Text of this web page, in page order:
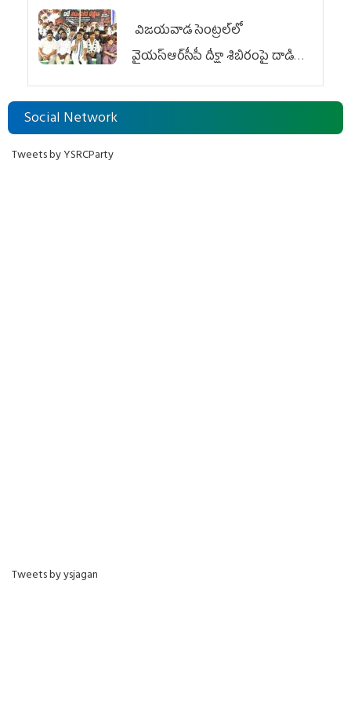
విజయవాడ సెంట్రల్‌లో
వైయ‌స్ఆర్‌సీపీ దీక్షా శిబిరంపై దాడి
దుర్మార్గం
Social Network
Tweets by YSRCParty
Tweets by ysjagan